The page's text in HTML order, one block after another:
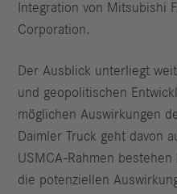
Integration von Mitsubishi
Corporation.
Der Ausblick unterliegt
und geopolitischen
möglichen Auswirkungen
Daimler Truck geht davon
USMCA-Rahmen
die potenziellen